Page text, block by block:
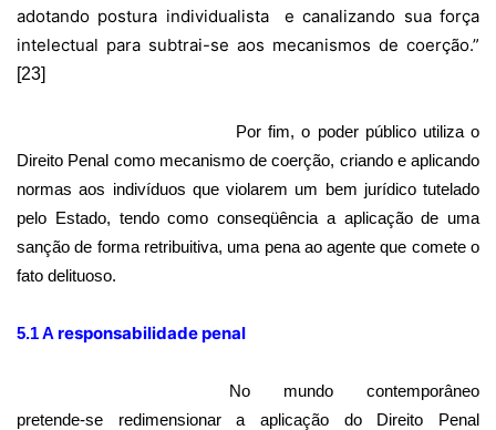
adotando postura individualista
e canalizando sua força
intelectual para subtrai-se aos mecanismos de coerção.”
[23]
Por fim, o poder público utiliza o
Direito Penal como mecanismo de coerção, criando e aplicando
normas aos indivíduos que violarem um bem jurídico tutelado
pelo Estado, tendo como conseqüência a aplicação de uma
sanção de forma retribuitiva, uma pena ao agente que comete o
fato delituoso.
5.1 A responsabilidade penal
No mundo contemporâneo
pretende-se redimensionar a aplicação do Direito Penal